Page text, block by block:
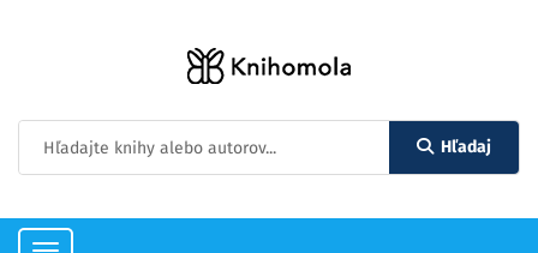
Hľadaj